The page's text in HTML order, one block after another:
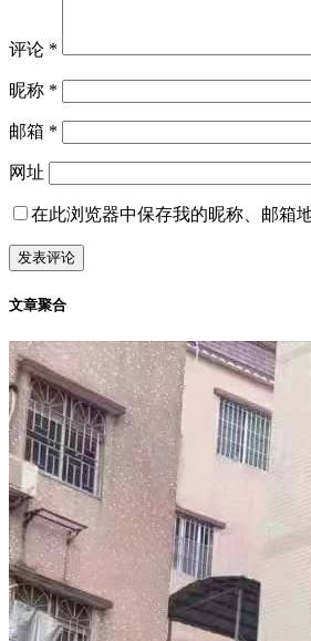
评论 *
昵称 *
邮箱 *
网址
在此浏览器中保存我的昵称、邮箱地
文章聚合